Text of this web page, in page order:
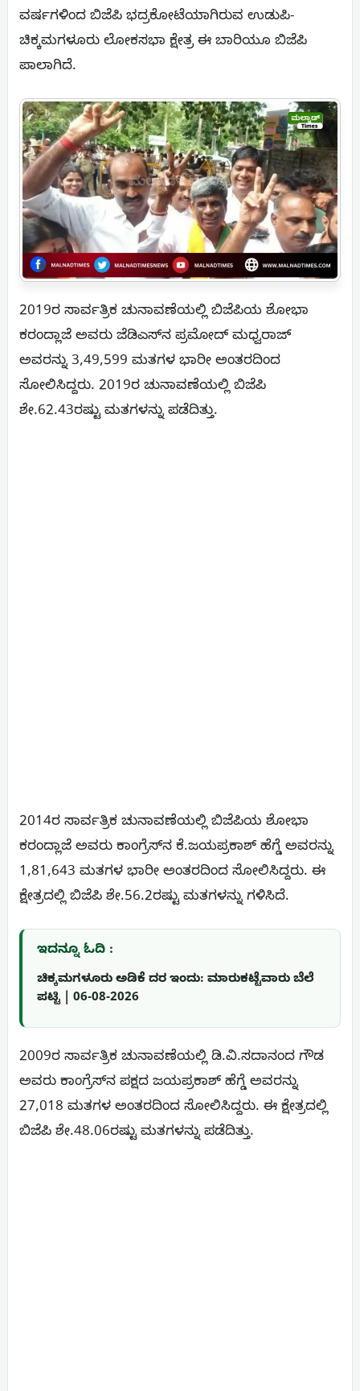
ವರ್ಷಗಳಿಂದ ಬಿಜೆಪಿ ಭದ್ರಕೋಟೆಯಾಗಿರುವ ಉಡುಪಿ-
ಚಿಕ್ಕಮಗಳೂರು ಲೋಕಸಭಾ ಕ್ಷೇತ್ರ ಈ ಬಾರಿಯೂ ಬಿಜೆಪಿ
ಪಾಲಾಗಿದೆ.
2019ರ ಸಾರ್ವತ್ರಿಕ ಚುನಾವಣೆಯಲ್ಲಿ ಬಿಜೆಪಿಯ ಶೋಭಾ
ಕರಂದ್ಲಾಜೆ ಅವರು ಜೆಡಿಎಸ್‌ನ ಪ್ರಮೋದ್ ಮಧ್ವರಾಜ್
ಅವರನ್ನು 3,49,599 ಮತಗಳ ಭಾರೀ ಅಂತರದಿಂದ
ಸೋಲಿಸಿದ್ದರು. 2019ರ ಚುನಾವಣೆಯಲ್ಲಿ ಬಿಜೆಪಿ
ಶೇ.62.43ರಷ್ಟು ಮತಗಳನ್ನು ಪಡೆದಿತ್ತು.
2014ರ ಸಾರ್ವತ್ರಿಕ ಚುನಾವಣೆಯಲ್ಲಿ ಬಿಜೆಪಿಯ ಶೋಭಾ
ಕರಂದ್ಲಾಜೆ ಅವರು ಕಾಂಗ್ರೆಸ್‌ನ ಕೆ.ಜಯಪ್ರಕಾಶ್ ಹೆಗ್ಡೆ ಅವರನ್ನು
1,81,643 ಮತಗಳ ಭಾರೀ ಅಂತರದಿಂದ ಸೋಲಿಸಿದ್ದರು. ಈ
ಕ್ಷೇತ್ರದಲ್ಲಿ ಬಿಜೆಪಿ ಶೇ.56.2ರಷ್ಟು ಮತಗಳನ್ನು ಗಳಿಸಿದೆ.
ಇದನ್ನೂ ಓದಿ :
ಚಿಕ್ಕಮಗಳೂರು ಅಡಿಕೆ ದರ ಇಂದು: ಮಾರುಕಟ್ಟೆವಾರು ಬೆಲೆ
ಪಟ್ಟಿ | 06-08-2026
2009ರ ಸಾರ್ವತ್ರಿಕ ಚುನಾವಣೆಯಲ್ಲಿ ಡಿ.ವಿ.ಸದಾನಂದ ಗೌಡ
ಅವರು ಕಾಂಗ್ರೆಸ್‌ನ ಪಕ್ಷದ ಜಯಪ್ರಕಾಶ್ ಹೆಗ್ಡೆ ಅವರನ್ನು
27,018 ಮತಗಳ ಅಂತರದಿಂದ ಸೋಲಿಸಿದ್ದರು. ಈ ಕ್ಷೇತ್ರದಲ್ಲಿ
ಬಿಜೆಪಿ ಶೇ.48.06ರಷ್ಟು ಮತಗಳನ್ನು ಪಡೆದಿತ್ತು.